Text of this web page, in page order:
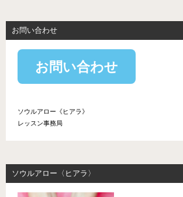
お問い合わせ
お問い合わせ
ソウルアロー《ヒアラ》
レッスン事務局
ソウルアロー〈ヒアラ〉